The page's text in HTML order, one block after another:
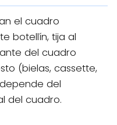
el cuadro
botellín, tija al
del cuadro
(bielas, cassette,
del
del cuadro.